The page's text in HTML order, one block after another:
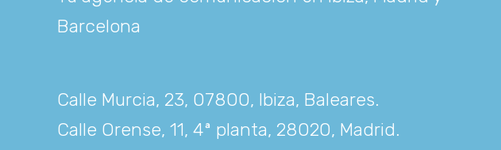
Barcelona
Calle Murcia, 23, 07800, Ibiza, Baleares.
Calle Orense, 11, 4ª planta, 28020, Madrid.